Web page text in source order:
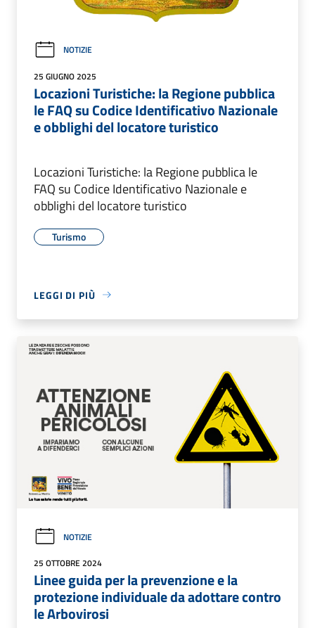
NOTIZIE
25 GIUGNO 2025
Locazioni Turistiche: la Regione pubblica
le FAQ su Codice Identificativo Nazionale
e obblighi del locatore turistico
Locazioni Turistiche: la Regione pubblica le
FAQ su Codice Identificativo Nazionale e
obblighi del locatore turistico
Turismo
LEGGI DI PIÙ
NOTIZIE
25 OTTOBRE 2024
Linee guida per la prevenzione e la
protezione individuale da adottare contro
le Arbovirosi